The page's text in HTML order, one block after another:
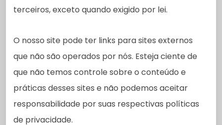
terceiros, exceto quando exigido por lei.
O nosso site pode ter links para sites externos
que não são operados por nós. Esteja ciente de
que não temos controle sobre o conteúdo e
práticas desses sites e não podemos aceitar
responsabilidade por suas respectivas políticas
de privacidade.